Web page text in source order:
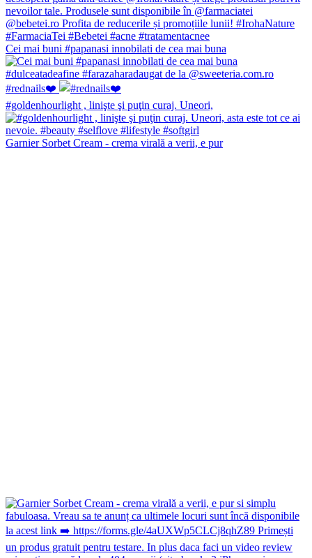
Cei mai buni #papanasi innobilati de cea mai buna
#rednails❤️
#goldenhourlight , linişte şi puţin curaj. Uneori,
Garnier Sorbet Cream - crema virală a verii, e pur